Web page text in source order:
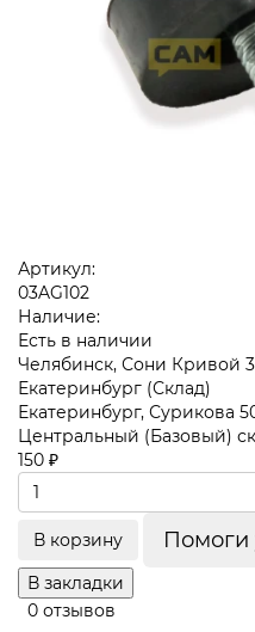
Артикул:
03AG102
Наличие:
Есть в наличии
Челябинск, Сони Кривой
Екатеринбург (Склад)
Екатеринбург, Сурикова
Центральный (Базовый)
150 ₽
В корзину Помоги
В закладки
0 отзывов